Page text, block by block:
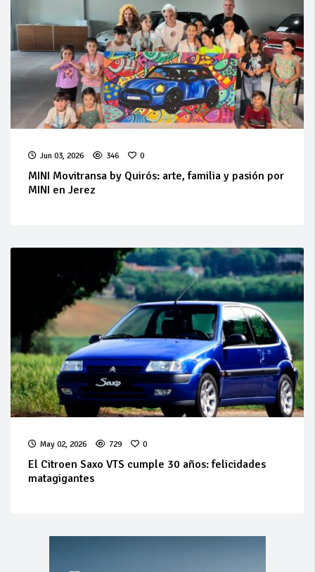
Jun 03, 2026 346 0
MINI Movitransa by Quirós: arte, familia y pasión por
MINI en Jerez
May 02, 2026 729 0
El Citroen Saxo VTS cumple 30 años: felicidades
matagigantes